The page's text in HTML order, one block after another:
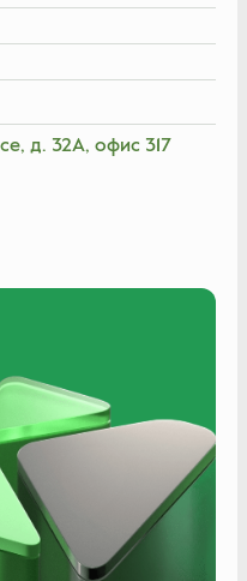
д. 32А, офис 317